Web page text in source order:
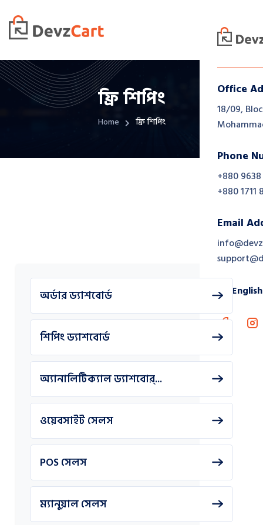
Office
18/09,
Phone
+880
+880 1711
Email
English
ফ্রি শিপিং
Home ফ্রি শিপিং
অর্ডার ড্যাশবোর্ড
শিপিং ড্যাশবোর্ড
অ্যানালিটিক্যাল ড্যাশবোর্...
ওয়েবসাইট সেলস
POS সেলস
ম্যানুয়াল সেলস